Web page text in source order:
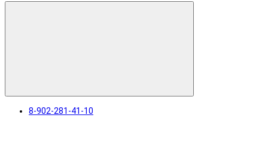
8-902-281-41-10